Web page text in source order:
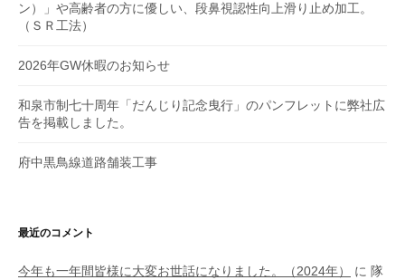
ン）」や高齢者の方に優しい、段鼻視認性向上滑り止め加工。
（ＳＲ工法）
2026年GW休暇のお知らせ
和泉市制七十周年「だんじり記念曳行」のパンフレットに弊社広
告を掲載しました。
府中黒鳥線道路舗装工事
最近のコメント
今年も一年間皆様に大変お世話になりました。（2024年） に 隊